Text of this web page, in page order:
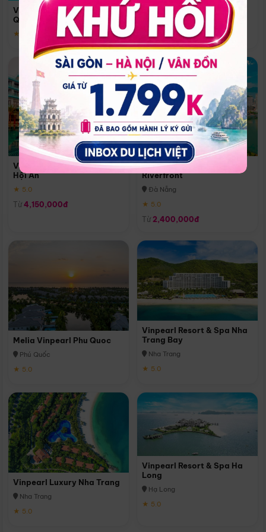
Vinpearl Resort & Spa Phu
Quoc
★ 5.0
Quoc
Phú Quốc
★ 5.0
Vinpearl Resort & Golf Nam
Hội An
★ 5.0
Từ 4,150,000đ
Melia Vinpearl Danang
Riverfront
Đà Nẵng
★ 5.0
Từ 2,400,000đ
Melia Vinpearl Phu Quoc
Phú Quốc
★ 5.0
Vinpearl Resort & Spa Nha
Trang Bay
Nha Trang
★ 5.0
Vinpearl Luxury Nha Trang
Nha Trang
★ 5.0
Vinpearl Resort & Spa Ha
Long
Hạ Long
★ 5.0